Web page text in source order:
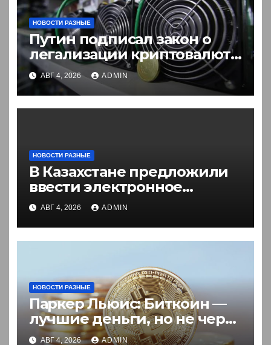
НОВОСТИ РАЗНЫЕ
Путин подписал закон о
легализации криптовалют
в России. Что нужно знать
АВГ 4, 2026 ADMIN
НОВОСТИ РАЗНЫЕ
В Казахстане предложили
ввести электронное
разрешение на въезд для
иностранцев
АВГ 4, 2026 ADMIN
НОВОСТИ РАЗНЫЕ
Паркер Льюис: Биткоин —
лучшие деньги, но не через
акции
АВГ 4, 2026 ADMIN